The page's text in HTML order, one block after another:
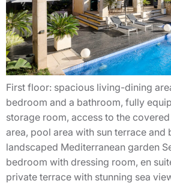
First floor: spacious living-dining
bedroom and a bathroom, fully
storage room, access to the
area, pool area with sun terrace and
landscaped Mediterranean garden
bedroom with dressing room, en
private terrace with stunning sea